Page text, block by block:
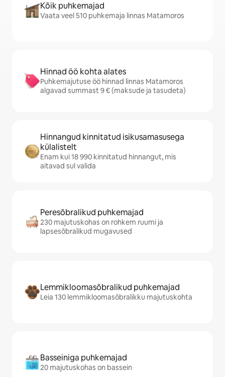
Kõik puhkemajad
Vaata veel 510 puhkemaja linnas Matamoros
Hinnad öö kohta alates
Puhkemajutuse öö hinnad linnas Matamoros
algavad summast 9 € (maksude ja tasudeta)
Hinnangud kinnitatud isikusamasusega
külalistelt
Enam kui 18 990 kinnitatud hinnangut, mis
aitavad sul valida
Peresõbralikud puhkemajad
230 majutuskohas on rohkem ruumi ja
lapsesõbralikud mugavused
Lemmikloomasõbralikud puhkemajad
Leia 130 lemmikloomasõbralikku majutuskohta
Basseiniga puhkemajad
20 majutuskohas on bassein